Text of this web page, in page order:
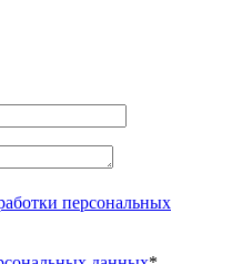
персональных